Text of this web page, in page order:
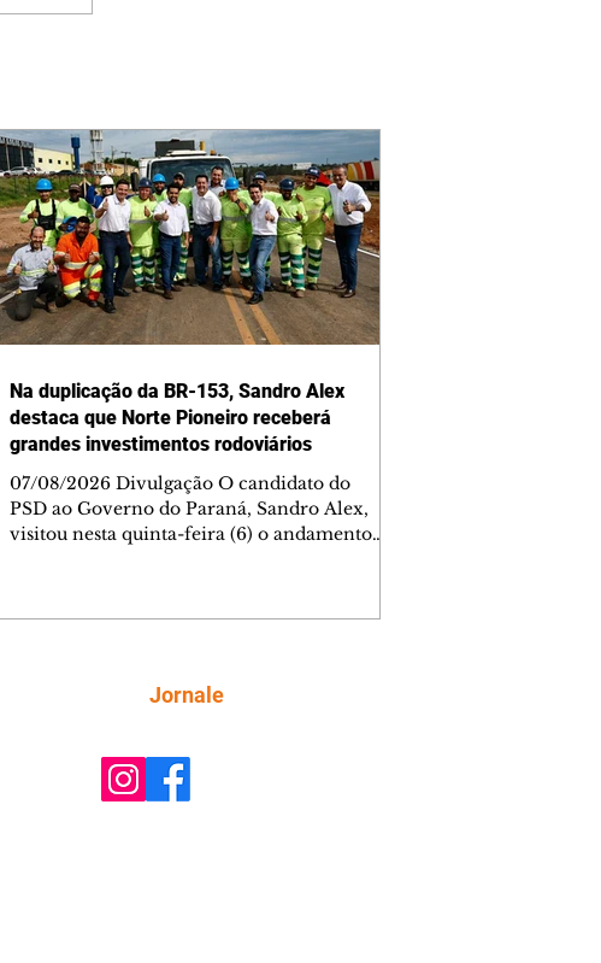
Na duplicação da BR-153, Sandro Alex
destaca que Norte Pioneiro receberá
grandes investimentos rodoviários
07/08/2026 Divulgação O candidato do
PSD ao Governo do Paraná, Sandro Alex,
visitou nesta quinta-feira (6) o andamento
com intervenção da concessionária, com
rodovia e recebe investimento de
Jornale